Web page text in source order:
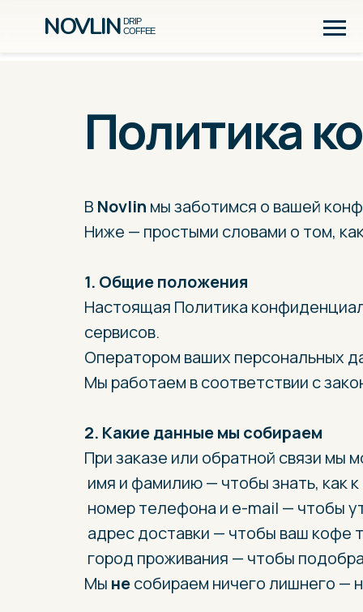
DRIP
COFFEE
NOVLIN
Политика
В Novlin мы заботимся о вашей
Ниже — простыми словами о том,
1. Общие положения
Настоящая Политика
сервисов.
Оператором ваших персональных
Мы работаем в соответствии с
2. Какие данные мы собираем
При заказе или обратной связи мы
имя и фамилию — чтобы знать, как
номер телефона и e-mail — чтобы
адрес доставки — чтобы ваш кофе
город проживания — чтобы
Мы несобираем ничего лишнего —